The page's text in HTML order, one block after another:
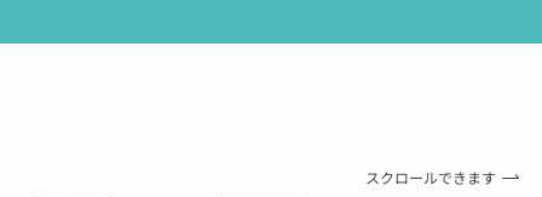
スクロールできます